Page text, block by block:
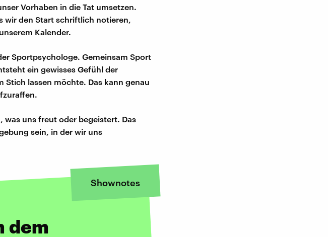
Vorhaben in die Tat umsetzen.
wir den Start schriftlich notieren,
Kalender.
Sportpsychologe. Gemeinsam Sport
ein gewisses Gefühl der
lassen möchte. Das kann genau
was uns freut oder begeistert. Das
sein, in der wir uns
Shownotes
dem